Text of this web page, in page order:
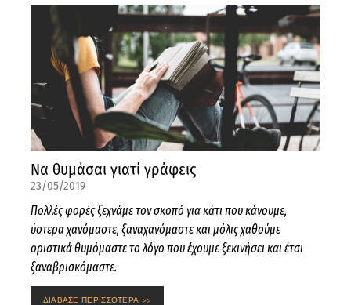
Να θυμάσαι γιατί γράφεις
23/05/2019
Πολλές φορές ξεχνάμε τον σκοπό για κάτι που κάνουμε,
ύστερα χανόμαστε, ξαναχανόμαστε και μόλις χαθούμε
οριστικά θυμόμαστε το λόγο που έχουμε ξεκινήσει και έτσι
ξαναβρισκόμαστε.
ΔΙΑΒΑΣΕ ΠΕΡΙΣΣΟΤΕΡΑ >>